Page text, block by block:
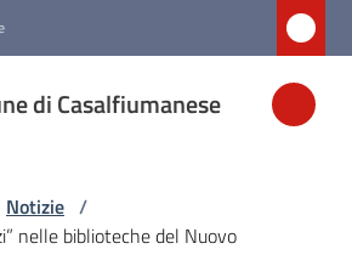
di Casalfiumanese
Notizie /
nelle biblioteche del Nuovo